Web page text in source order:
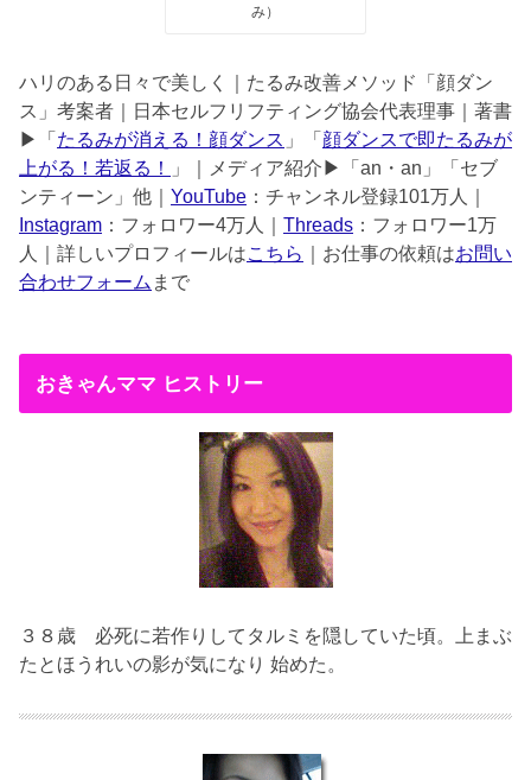
み）
ハリのある日々で美しく｜たるみ改善メソッド「顔ダン
ス」考案者｜日本セルフリフティング協会代表理事｜著書
▶︎「 たるみが消える！顔ダンス 」「 顔ダンスで即たるみが
上がる！若返る！
」｜メディア紹介▶︎「an・an」「セブ
ンティーン」他｜ YouTube ：チャンネル登録101万人｜
Instagram ：フォロワー4万人｜ Threads ：フォロワー1万
人｜詳しいプロフィールはこちら ｜お仕事の依頼はお問い
合わせフォーム まで
おきゃんママ ヒストリー
３８歳 必死に若作りしてタルミを隠していた頃。上まぶ
たとほうれいの影が気になり 始めた。